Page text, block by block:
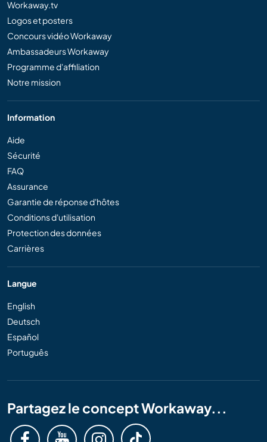
Workaway.tv
Logos et posters
Concours vidéo Workaway
Ambassadeurs Workaway
Programme d'affiliation
Notre mission
Information
Aide
Sécurité
FAQ
Assurance
Garantie de réponse d'hôtes
Conditions d'utilisation
Protection des données
Carrières
Langue
English
Deutsch
Español
Português
Partagez le concept Workaway...